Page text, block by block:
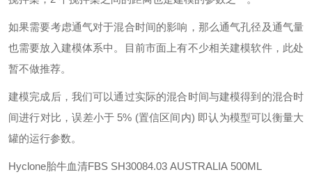
如果需要考虑通气对于混合时间的影响，那么通气孔径及通气量
也需要放入建模体系中。目前市面上有不少相关建模软件，此处
暂不做推荐。
建模完成后，我们可以通过实际的混合时间与建模得到的混合时
间进行对比，误差小于 5% (置信区间内) 即认为模型可以衡量大
罐的运行参数。
Hyclone胎牛血清FBS SH30084.03 AUSTRALIA 500ML